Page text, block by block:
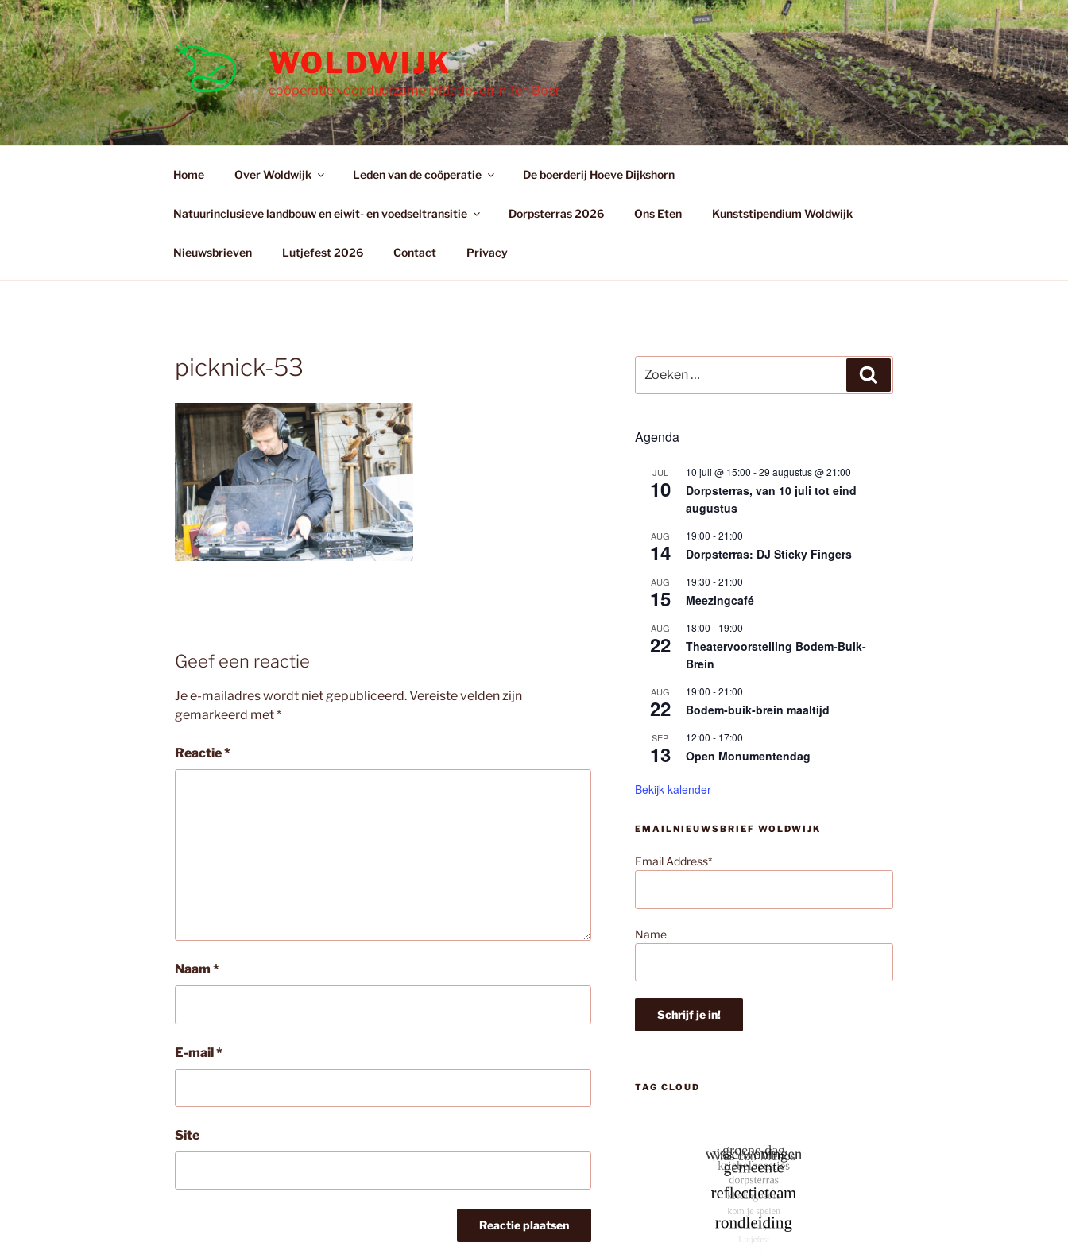
Ga
naar
de
inhoud
WOLDWIJK
coöperatie voor duurzame initiatieven in Ten Boer
Home Over Woldwijk Leden van de coöperatie De boerderij Hoeve Dijkshorn
Natuurinclusieve landbouw en eiwit- en voedseltransitie Dorpsterras 2026 Ons Eten Kunststipendium Woldwijk
Nieuwsbrieven Lutjefest 2026 Contact Privacy
picknick-53
Geef een reactie
Je e-mailadres wordt niet gepubliceerd.Vereiste velden zijn
gemarkeerd met*
Reactie*
Naam *
E-mail*
Site
naar:
Agenda
JUL
10
10 juli @ 15:00 -29 augustus @ 21:00
Dorpsterras, van 10 juli tot eind
augustus
AUG
14
19:00 -21:00
Dorpsterras: DJ Sticky Fingers
AUG
15
19:30 -21:00
Meezingcafé
AUG
22
18:00 - 19:00
Theatervoorstelling Bodem-Buik-
Brein
AUG
22
19:00 -21:00
Bodem-buik-brein maaltijd
SEP
13
12:00 - 17:00
Open Monumentendag
Bekijk kalender
EMAILNIEUWSBRIEF WOLDWIJK
Email Address*
Name
TAG CLOUD